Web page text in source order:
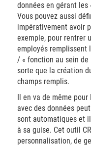
données en gérant les
Vous pouvez aussi
impérativement avoir
exemple, pour rentrer
employés remplissent
/ « fonction au sein de
sorte que la création
champs remplis.
Il en va de même
avec des données
sont automatiques et
à sa guise. Cet outil
personnalisation, de